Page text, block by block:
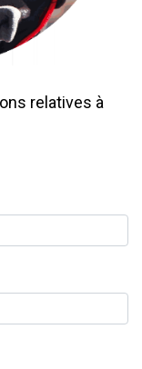
relatives à